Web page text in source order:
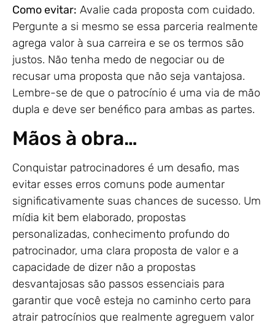
Como evitar: Avalie cada proposta com cuidado.
Pergunte a si mesmo se essa parceria realmente
agrega valor à sua carreira e se os termos são
justos. Não tenha medo de negociar ou de
recusar uma proposta que não seja vantajosa.
Lembre-se de que o patrocínio é uma via de mão
dupla e deve ser benéfico para ambas as partes.
Mãos à obra…
Conquistar patrocinadores é um desafio, mas
evitar esses erros comuns pode aumentar
significativamente suas chances de sucesso. Um
mídia kit bem elaborado, propostas
personalizadas, conhecimento profundo do
patrocinador, uma clara proposta de valor e a
capacidade de dizer não a propostas
desvantajosas são passos essenciais para
garantir que você esteja no caminho certo para
atrair patrocínios que realmente agreguem valor